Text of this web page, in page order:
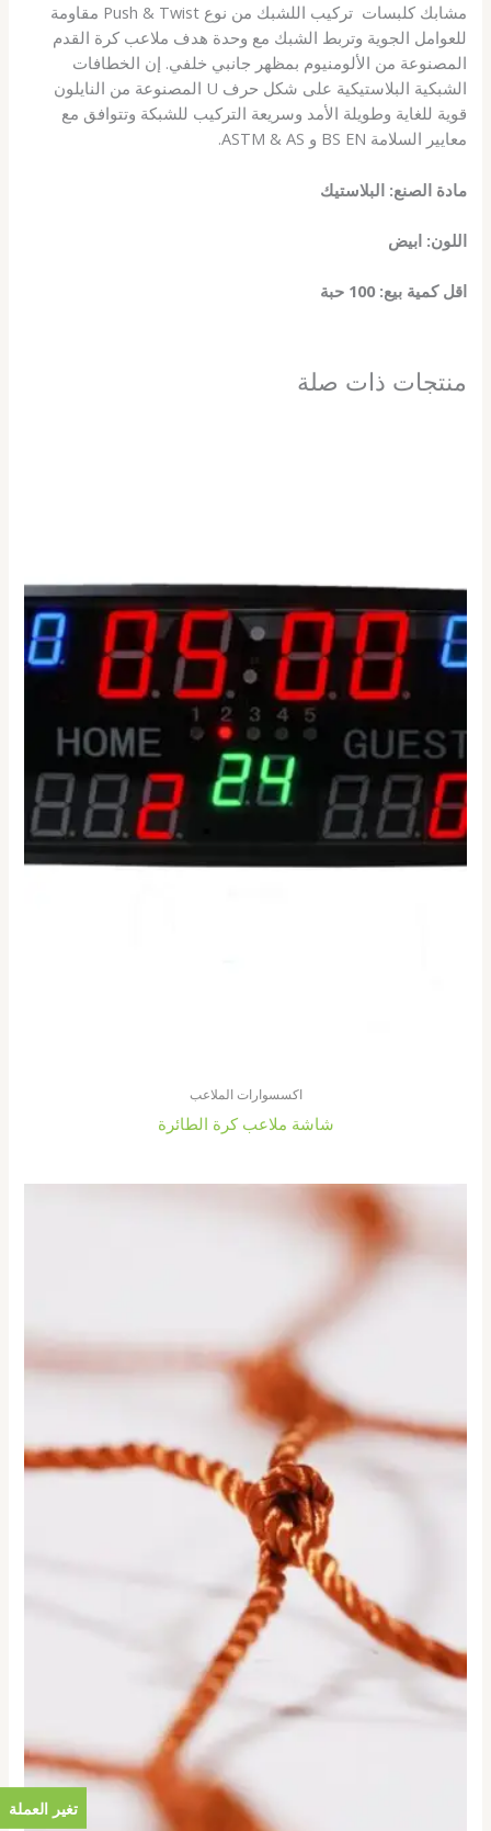
مشابك كلبسات تركيب اللشبك من نوع Push & Twist مقاومة
للعوامل الجوية وتربط الشبك مع وحدة هدف ملاعب كرة القدم
المصنوعة من الألومنيوم بمظهر جانبي خلفي. إن الخطافات
الشبكية البلاستيكية على شكل حرف U المصنوعة من النايلون
قوية للغاية وطويلة الأمد وسريعة التركيب للشبكة وتتوافق مع
معايير السلامة BS EN و ASTM & AS.
مادة الصنع: البلاستيك
اللون: ابيض
اقل كمية بيع: 100 حبة
منتجات ذات صلة
اكسسوارات الملاعب
شاشة ملاعب كرة الطائرة
تغير العملة